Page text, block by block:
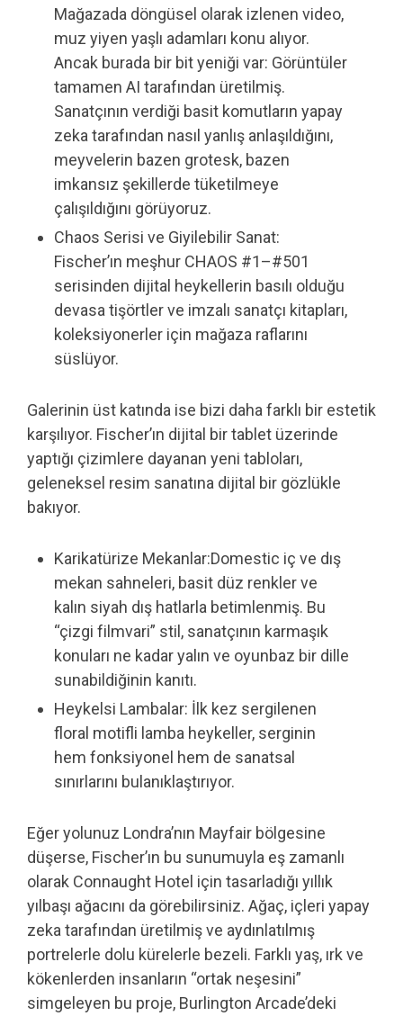
Mağazada döngüsel olarak izlenen video,
muz yiyen yaşlı adamları konu alıyor.
Ancak burada bir bit yeniği var: Görüntüler
tamamen AI tarafından üretilmiş.
Sanatçının verdiği basit komutların yapay
zeka tarafından nasıl yanlış anlaşıldığını,
meyvelerin bazen grotesk, bazen
imkansız şekillerde tüketilmeye
çalışıldığını görüyoruz.
Chaos Serisi ve Giyilebilir Sanat:
Fischer’ın meşhur CHAOS #1–#501
serisinden dijital heykellerin basılı olduğu
devasa tişörtler ve imzalı sanatçı kitapları,
koleksiyonerler için mağaza raflarını
süslüyor.
Galerinin üst katında ise bizi daha farklı bir estetik
karşılıyor. Fischer’ın dijital bir tablet üzerinde
yaptığı çizimlere dayanan yeni tabloları,
geleneksel resim sanatına dijital bir gözlükle
bakıyor.
Karikatürize Mekanlar:Domestic iç ve dış
mekan sahneleri, basit düz renkler ve
kalın siyah dış hatlarla betimlenmiş. Bu
“çizgi filmvari” stil, sanatçının karmaşık
konuları ne kadar yalın ve oyunbaz bir dille
sunabildiğinin kanıtı.
Heykelsi Lambalar: İlk kez sergilenen
floral motifli lamba heykeller, serginin
hem fonksiyonel hem de sanatsal
sınırlarını bulanıklaştırıyor.
Eğer yolunuz Londra’nın Mayfair bölgesine
düşerse, Fischer’ın bu sunumuyla eş zamanlı
olarak Connaught Hotel için tasarladığı yıllık
yılbaşı ağacını da görebilirsiniz. Ağaç, içleri yapay
zeka tarafından üretilmiş ve aydınlatılmış
portrelerle dolu kürelerle bezeli. Farklı yaş, ırk ve
kökenlerden insanların “ortak neşesini”
simgeleyen bu proje, Burlington Arcade’deki